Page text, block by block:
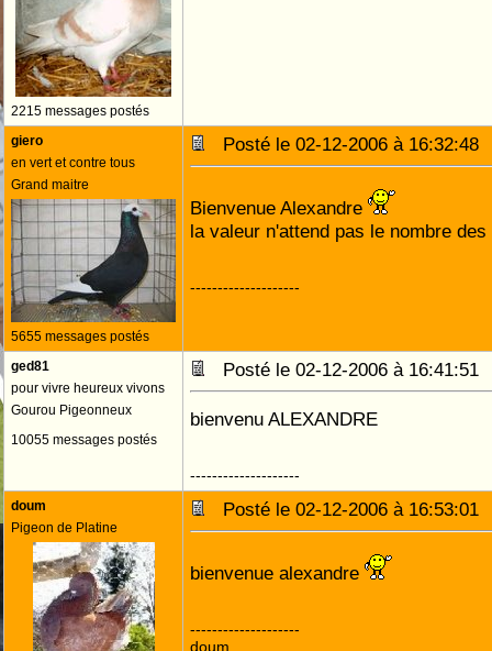
2215 messages postés
giero
en vert et contre tous
Grand maitre
5655 messages postés
Posté le 02-12-2006 à
Bienvenue Alexandre
la valeur n'attend pas le nombre
--------------------
ged81
pour vivre heureux vivons
Gourou Pigeonneux
10055 messages postés
Posté le 02-12-2006 à
bienvenu ALEXANDRE
--------------------
doum
Pigeon de Platine
Posté le 02-12-2006 à
bienvenue alexandre
--------------------
doum